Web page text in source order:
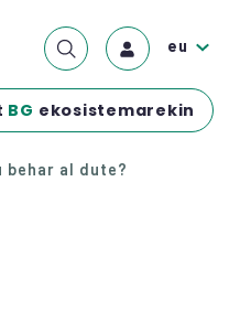
BG ekosistemarekin
eu
behar al dute?